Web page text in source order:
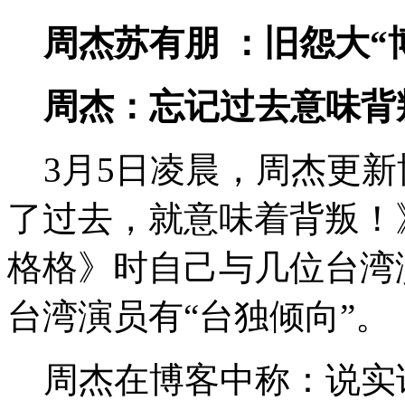
周杰苏有朋 ：旧怨大“
周杰：忘记过去意味背
3月5日凌晨，周杰更
了过去，就意味着背叛
格格》时自己与几位台
台湾演员有“台独倾向”。
周杰在博客中称：说实